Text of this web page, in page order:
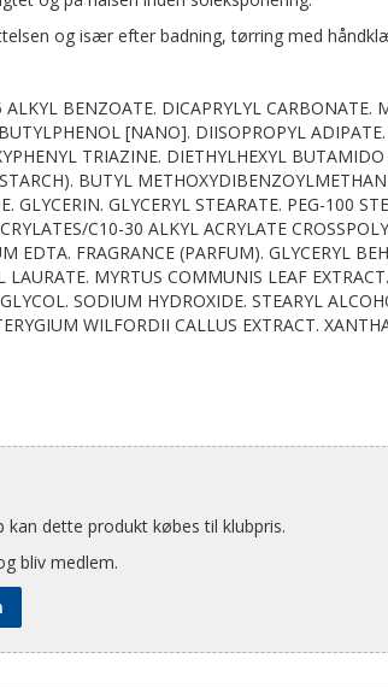
og især efter badning, tørring med
BENZOATE. DICAPRYLYL CARBONATE.
[NANO]. DIISOPROPYL
TRIAZINE. DIETHYLHEXYL
BUTYL
GLYCERIN. GLYCERYL STEARATE. PEG-100
C10-30 ALKYL ACRYLATE
EDTA. FRAGRANCE (PARFUM). GLYCERYL
LAURATE. MYRTUS COMMUNIS LEAF
SODIUM HYDROXIDE. STEARYL
WILFORDII CALLUS EXTRACT.
dette produkt købes til klubpris.
bliv medlem.